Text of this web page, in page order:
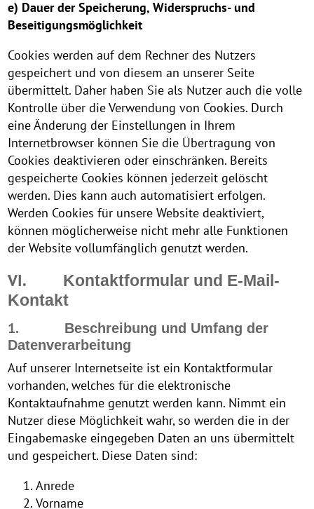
e) Dauer der Speicherung, Widerspruchs- und
Beseitigungsmöglichkeit
Cookies werden auf dem Rechner des Nutzers
gespeichert und von diesem an unserer Seite
übermittelt. Daher haben Sie als Nutzer auch die volle
Kontrolle über die Verwendung von Cookies. Durch
eine Änderung der Einstellungen in Ihrem
Internetbrowser können Sie die Übertragung von
Cookies deaktivieren oder einschränken. Bereits
gespeicherte Cookies können jederzeit gelöscht
werden. Dies kann auch automatisiert erfolgen.
Werden Cookies für unsere Website deaktiviert,
können möglicherweise nicht mehr alle Funktionen
der Website vollumfänglich genutzt werden.
VI.
Kontaktformular und E-Mail-
Kontakt
1.
Beschreibung und Umfang der
Datenverarbeitung
Auf unserer Internetseite ist ein Kontaktformular
vorhanden, welches für die elektronische
Kontaktaufnahme genutzt werden kann. Nimmt ein
Nutzer diese Möglichkeit wahr, so werden die in der
Eingabemaske eingegeben Daten an uns übermittelt
und gespeichert. Diese Daten sind:
Anrede
Vorname